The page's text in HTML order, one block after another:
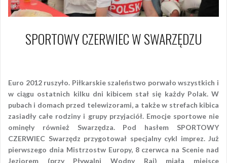
SPORTOWY CZERWIEC W SWARZĘDZU
Euro 2012 ruszyło. Piłkarskie szaleństwo porwało wszystkich i
w ciągu ostatnich kilku dni kibicem stał się każdy Polak. W
pubach i domach przed telewizorami, a także w strefach kibica
zasiadły całe rodziny i grupy przyjaciół. Emocje sportowe nie
ominęły również Swarzędza. Pod hasłem SPORTOWY
CZERWIEC Swarzędz przygotował specjalny cykl imprez. Już
pierwszego dnia Mistrzostw Europy, 8 czerwca na Scenie nad
Jeziorem (przy Pływalni Wodny Raj) miała miejsce